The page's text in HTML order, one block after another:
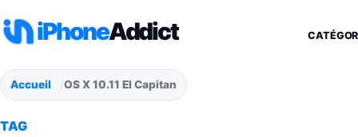
iPhoneAddict
Accueil OS X 10.11 El Capitan
TAG